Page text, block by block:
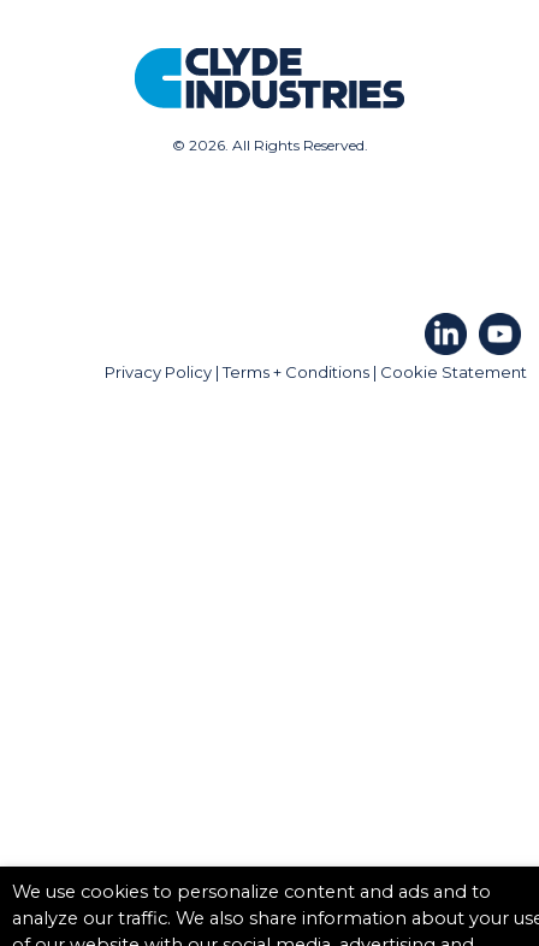
© 2026. All Rights Reserved.
Privacy Policy |Terms + Conditions | Cookie Statement
We use cookies to personalize content and ads and to
analyze our traffic. We also share information about your